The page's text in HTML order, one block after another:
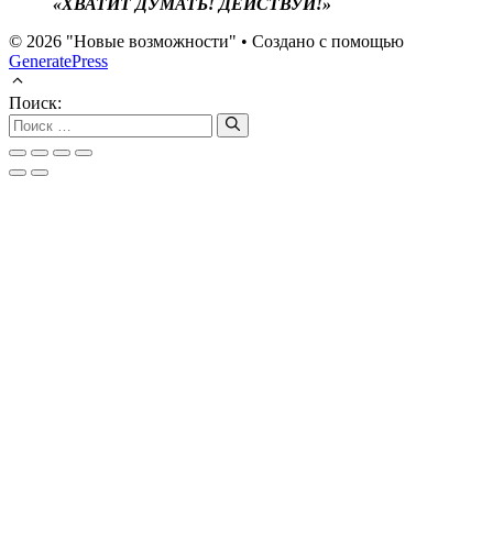
© 2026 "Новые возможности" • Создано с помощью
GeneratePress
Поиск: